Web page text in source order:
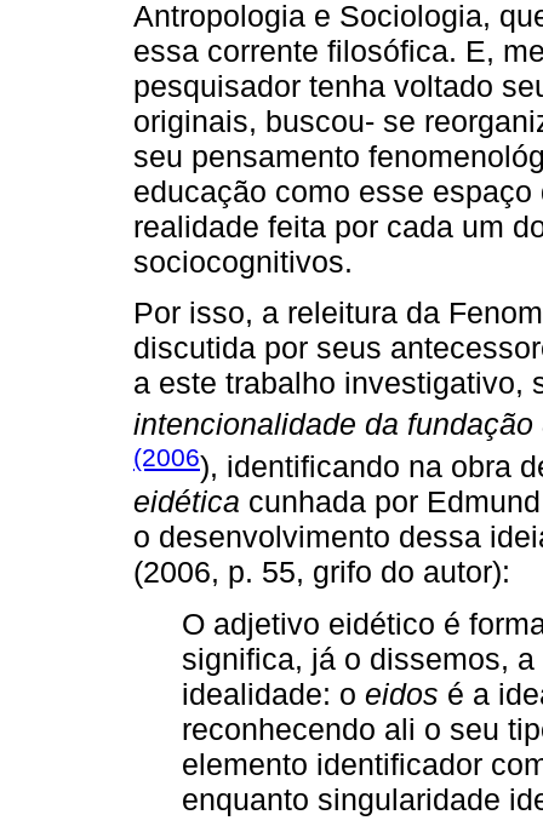
Antropologia e Sociologia,
essa corrente ﬁlosóﬁca. E,
pesquisador tenha voltado
originais, buscou- se
seu pensamento
educação como esse espaço
realidade feita por cada um
sociocognitivos.
Por isso, a releitura da
discutida por seus
a este trabalho investigativo,
intencionalidade da fundação
(2006), identiﬁcando na obra
eidética cunhada por
o desenvolvimento dessa
(2006, p. 55, grifo do autor):
O adjetivo eidético é
signiﬁca, já o dissemos,
idealidade: o eidos é a
reconhecendo ali o seu
elemento identiﬁcador
enquanto singularidade